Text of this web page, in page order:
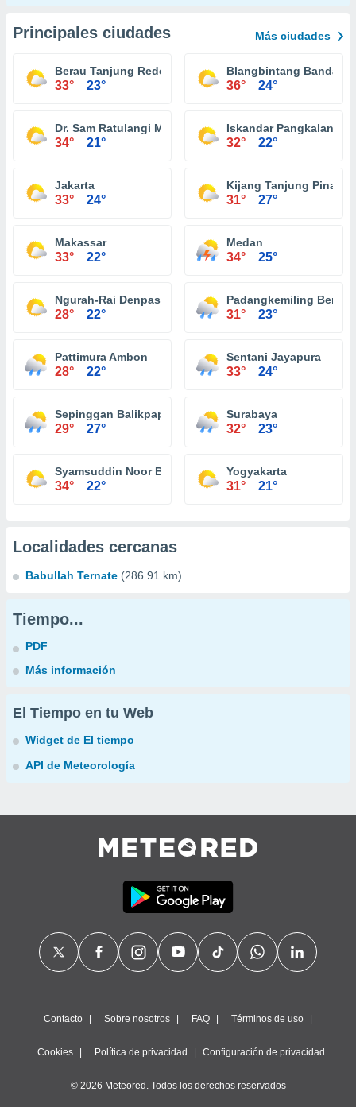
Principales ciudades Más ciudades
Berau Tanjung Redeb
33° 23°
Blangbintang Banda
36° 24°
Dr. Sam Ratulangi Menado
34° 21°
Iskandar Pangkalan
32° 22°
Jakarta
33° 24°
Kijang Tanjung Pinang
31° 27°
Makassar
33° 22°
Medan
34° 25°
Ngurah-Rai Denpasar
28° 22°
Padangkemiling
31° 23°
Pattimura Ambon
28° 22°
Sentani Jayapura
33° 24°
Sepinggan Balikpapan
29° 27°
Surabaya
32° 23°
Syamsuddin Noor Banjarmasin
34° 22°
Yogyakarta
31° 21°
Localidades cercanas
Babullah Ternate (286.91 km)
Tiempo...
PDF
Más información
El Tiempo en tu Web
Widget de El tiempo
API de Meteorología
Contacto Sobre nosotros FAQ Términos de uso
Cookies Política de privacidad Configuración de privacidad
© 2026 Meteored. Todos los derechos reservados